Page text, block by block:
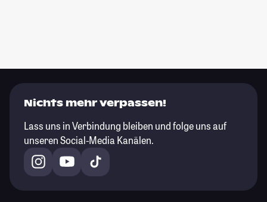
Nichts mehr verpassen!
Lass uns in Verbindung bleiben und folge uns auf
unseren Social-Media Kanälen.